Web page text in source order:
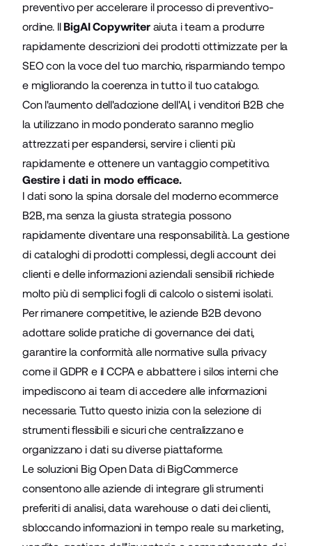
preventivo per accelerare il processo di preventivo-
ordine. Il BigAI Copywriteraiuta i team a produrre
rapidamente descrizioni dei prodotti ottimizzate per la
SEO con la voce del tuo marchio, risparmiando tempo
e migliorando la coerenza in tutto il tuo catalogo.
Con l'aumento dell'adozione dell'AI, i venditori B2B che
la utilizzano in modo ponderato saranno meglio
attrezzati per espandersi, servire i clienti più
rapidamente e ottenere un vantaggio competitivo.
Gestire i dati in modo efficace.
I dati sono la spina dorsale del moderno ecommerce
B2B, ma senza la giusta strategia possono
rapidamente diventare una responsabilità. La gestione
di cataloghi di prodotti complessi, degli account dei
clienti e delle informazioni aziendali sensibili richiede
molto più di semplici fogli di calcolo o sistemi isolati.
Per rimanere competitive, le aziende B2B devono
adottare solide pratiche di governance dei dati,
garantire la conformità alle normative sulla privacy
come il GDPR e il CCPA e abbattere i silos interni che
impediscono ai team di accedere alle informazioni
necessarie. Tutto questo inizia con la selezione di
strumenti flessibili e sicuri che centralizzano e
organizzano i dati su diverse piattaforme.
Le soluzioni Big Open Data di BigCommerce
consentono alle aziende di integrare gli strumenti
preferiti di analisi, data warehouse o dati dei clienti,
sbloccando informazioni in tempo reale su marketing,